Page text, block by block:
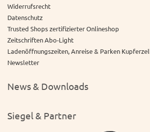
Widerrufsrecht
Datenschutz
Trusted Shops zertifizierter Onlineshop
Zeitschriften Abo-Light
Ladenöffnungszeiten, Anreise & Parken
Newsletter
News & Downloads
Siegel & Partner